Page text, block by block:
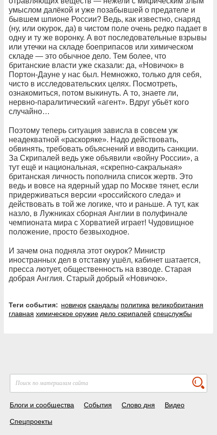
умыслом далёкой и уже позабывшей о предателе и
бывшем шпионе России? Ведь, как известно, снаряд
(ну, или окурок, да) в чистом поле очень редко падает в
одну и ту же воронку. А вот последовательные взрывы
или утечки на складе боеприпасов или химическом
складе — это обычное дело. Тем более, что
британские власти уже сказали: да, «Новичок» в
Портон-Дауне у нас был. Немножко, только для себя,
чисто в исследовательских целях. Посмотреть,
ознакомиться, потом выкинуть. А то, знаете ли,
нервно-паралитический «агент». Вдруг убьёт кого
случайно…
Поэтому теперь ситуация зависла в совсем уж
неадекватной «раскоряке». Надо действовать,
обвинять, требовать объяснений и вводить санкции.
За Скрипалей ведь уже объявили «войну России», а
тут ещё и национальная, «скрепно-сакральная»
британская личность пополнила список жертв. Это
ведь и вовсе на ядерный удар по Москве тянет, если
придерживаться версии «российского следа» и
действовать в той же логике, что и раньше. А тут, как
назло, в Лужниках сборная Англии в полуфинале
чемпионата мира с Хорватией играет! Чудовищное
положение, просто безвыходное.
И зачем она подняла этот окурок? Министр
иностранных дел в отставку ушёл, кабинет шатается,
пресса лютует, общественность на взводе. Старая
добрая Англия. Старый добрый «Новичок».
Теги события: новичок скандалы политика великобритания
главная химическое оружие дело скрипалей спецслужбы
Блоги и сообщества События Слово дня Видео
Спецпроекты